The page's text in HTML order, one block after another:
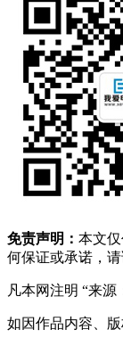
免责声明： 本文
何保证或承诺，
凡本网注明 “来
如因作品内容、